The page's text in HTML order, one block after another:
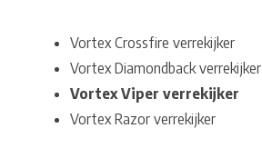
Vortex Crossfire verrekijker
Vortex Diamondback verrekijker
Vortex Viper verrekijker
Vortex Razor verrekijker